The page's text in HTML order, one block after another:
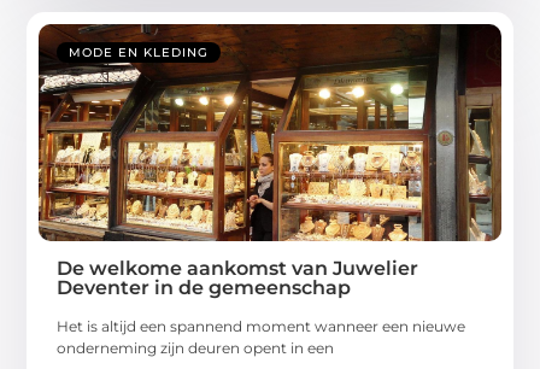
MODE EN KLEDING
De welkome aankomst van Juwelier
Deventer in de gemeenschap
Het is altijd een spannend moment wanneer een nieuwe
onderneming zijn deuren opent in een